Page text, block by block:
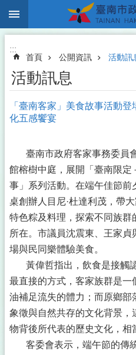
跳到主要內容區塊
:::
首頁 公開資訊 活動訊
活動訊息
「臺南客家」美食故事活動
化五感饗宴
臺南市政府客家事務委員
館榕樹中庭，展開「臺南限定
事」系列活動。在端午佳節
桌創辦人目尼·杜達利茂，帶
特色粽及料理，探索不同族群
所在。市議員沈震東、王家貞
場與民同樂體驗美食。
黃偉哲指出，飲食是接觸
最直接的方式，客家族群是
油補足流失的體力；而原鄉部
象徵與自然共存的文化背景
物背後所代表的歷史文化，相
客委會表示，端午節的傳